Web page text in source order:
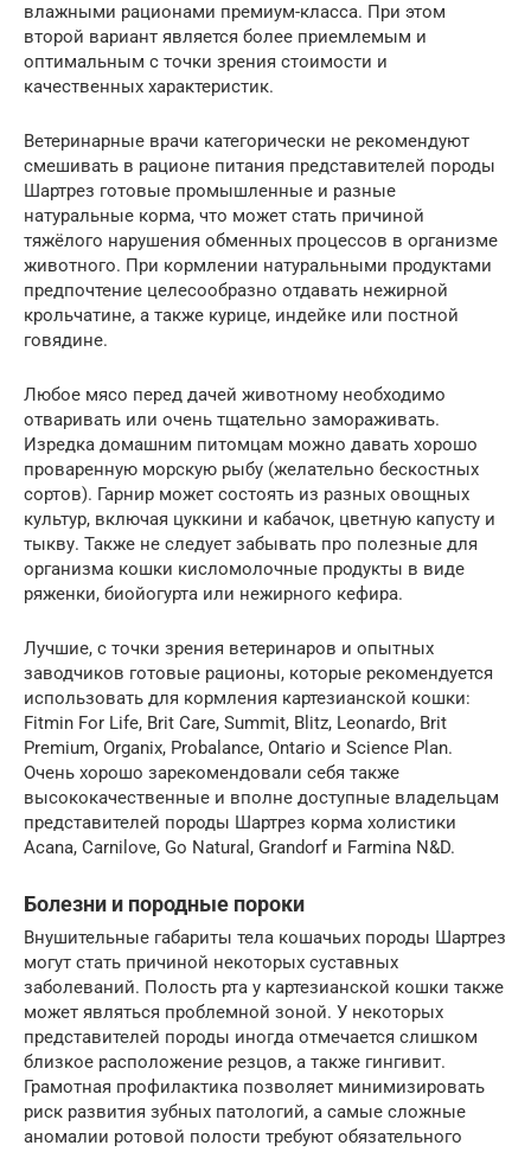
влажными рационами премиум-класса. При этом
второй вариант является более приемлемым и
оптимальным с точки зрения стоимости и
качественных характеристик.
Ветеринарные врачи категорически не рекомендуют
смешивать в рационе питания представителей породы
Шартрез готовые промышленные и разные
натуральные корма, что может стать причиной
тяжёлого нарушения обменных процессов в организме
животного. При кормлении натуральными продуктами
предпочтение целесообразно отдавать нежирной
крольчатине, а также курице, индейке или постной
говядине.
Любое мясо перед дачей животному необходимо
отваривать или очень тщательно замораживать.
Изредка домашним питомцам можно давать хорошо
проваренную морскую рыбу (желательно бескостных
сортов). Гарнир может состоять из разных овощных
культур, включая цуккини и кабачок, цветную капусту и
тыкву. Также не следует забывать про полезные для
организма кошки кисломолочные продукты в виде
ряженки, биойогурта или нежирного кефира.
Лучшие, с точки зрения ветеринаров и опытных
заводчиков готовые рационы, которые рекомендуется
использовать для кормления картезианской кошки:
Fitmin For Life, Brit Care, Summit, Blitz, Leonardo, Brit
Premium, Organix, Probalance, Ontario и Science Plan.
Очень хорошо зарекомендовали себя также
высококачественные и вполне доступные владельцам
представителей породы Шартрез корма холистики
Acana, Carnilove, Go Natural, Grandorf и Farmina N&D.
Болезни и породные пороки
Внушительные габариты тела кошачьих породы Шартрез
могут стать причиной некоторых суставных
заболеваний. Полость рта у картезианской кошки также
может являться проблемной зоной. У некоторых
представителей породы иногда отмечается слишком
близкое расположение резцов, а также гингивит.
Грамотная профилактика позволяет минимизировать
риск развития зубных патологий, а самые сложные
аномалии ротовой полости требуют обязательного